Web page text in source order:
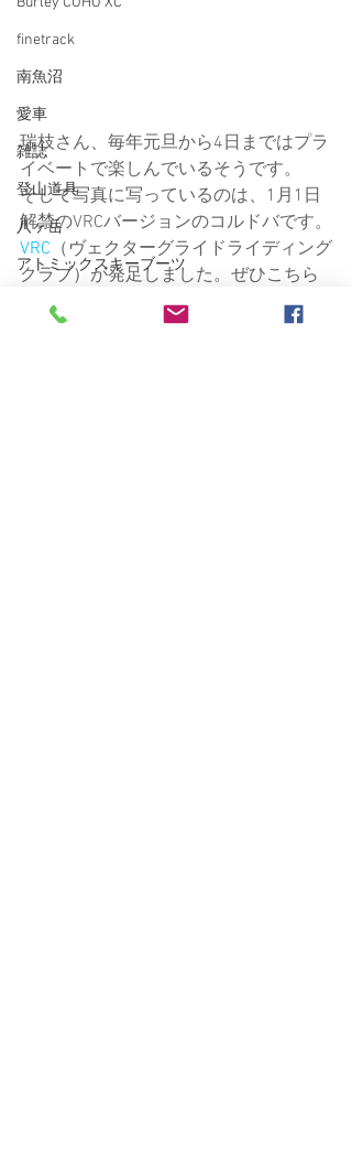
finetrack
南魚沼
愛車
雑誌
登山道具
八ヶ岳
アトミックスキーブーツ
上州武尊山BC
瑞枝さん、毎年元旦から4日まではプラ
イベートで楽しんでいるそうです。
そして写真に写っているのは、1月1日
解禁のVRCバージョンのコルドバです。
VRC （ヴェクターグライドライディング
クラブ）が発足しました。ぜひこちら
をチェックしてください。
ヴェクターファンにはたまらない特典